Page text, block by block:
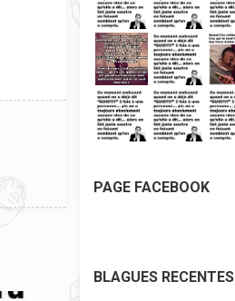
PAGE FACEBOOK
BLAGUES RECENTES